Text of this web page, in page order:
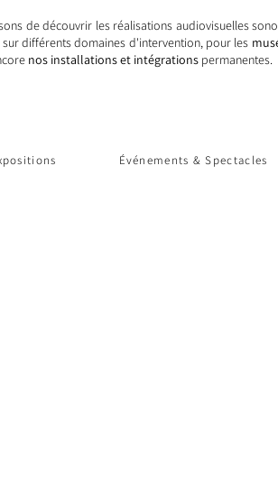
de découvrir les réalisations audiovisuelles
différents domaines d'intervention, pour les
nos installations et intégrations permanentes.
Événements & Spectacles